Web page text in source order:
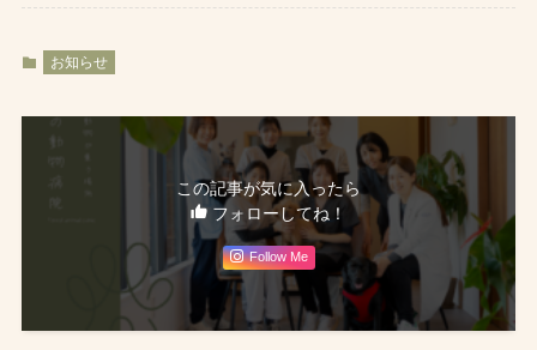
お知らせ
この記事が気に入ったら
フォローしてね！
Follow Me